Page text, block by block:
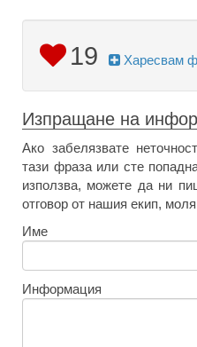
19 Харесвам
Изпращане на
Ако забелязвате
тази фраза или сте
използва, можете да ни
отговор от нашия екип,
Име
Информация